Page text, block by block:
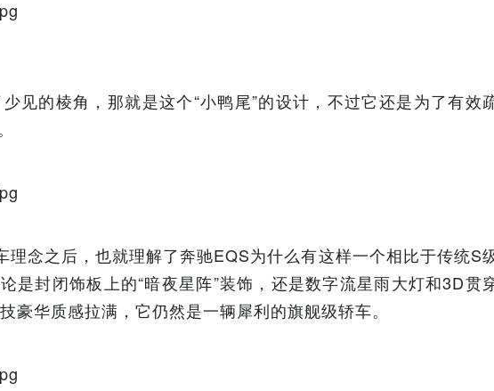
见的棱角，那就是这个“小鸭尾”的设计，不过它还是为了有效
理念之后，也就理解了奔驰EQS为什么有这样一个相比于传统S
是封闭饰板上的“暗夜星阵”装饰，还是数字流星雨大灯和3D贯
豪华质感拉满，它仍然是一辆犀利的旗舰级轿车。